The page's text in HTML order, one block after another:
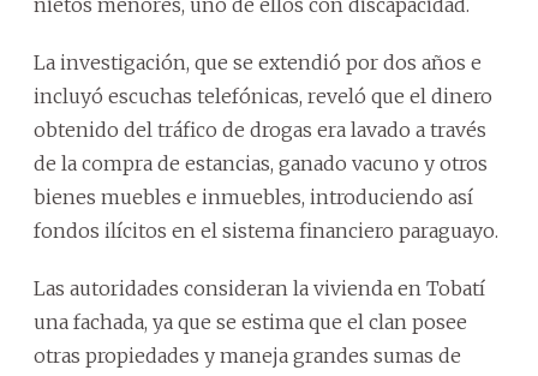
nietos menores, uno de ellos con discapacidad.
La investigación, que se extendió por dos años e
incluyó escuchas telefónicas, reveló que el dinero
obtenido del tráfico de drogas era lavado a través
de la compra de estancias, ganado vacuno y otros
bienes muebles e inmuebles, introduciendo así
fondos ilícitos en el sistema financiero paraguayo.
Las autoridades consideran la vivienda en Tobatí
una fachada, ya que se estima que el clan posee
otras propiedades y maneja grandes sumas de